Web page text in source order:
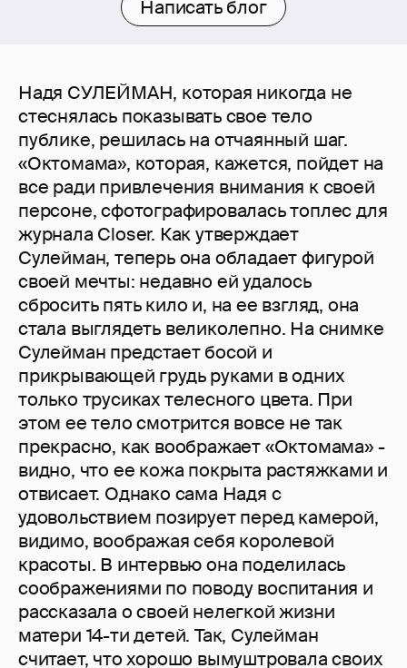
Написать блог
Надя СУЛЕЙМАН, которая никогда не
стеснялась показывать свое тело
публике, решилась на отчаянный шаг.
«Октомама», которая, кажется, пойдет на
все ради привлечения внимания к своей
персоне, сфотографировалась топлес для
журнала Closer. Как утверждает
Сулейман, теперь она обладает фигурой
своей мечты: недавно ей удалось
сбросить пять кило и, на ее взгляд, она
стала выглядеть великолепно. На снимке
Сулейман предстает босой и
прикрывающей грудь руками в одних
только трусиках телесного цвета. При
этом ее тело смотрится вовсе не так
прекрасно, как воображает «Октомама» -
видно, что ее кожа покрыта растяжками и
отвисает. Однако сама Надя с
удовольствием позирует перед камерой,
видимо, воображая себя королевой
красоты. В интервью она поделилась
соображениями по поводу воспитания и
рассказала о своей нелегкой жизни
матери 14-ти детей. Так, Сулейман
считает, что хорошо вымуштровала своих